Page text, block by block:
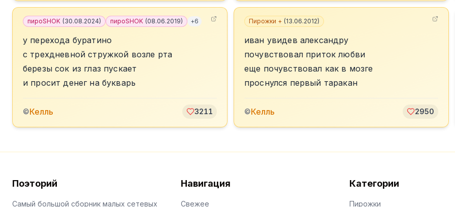
пироSHOK (30.08.2024) пироSHOK (08.06.2019) +6
у перехода буратино
с трехдневной стружкой возле рта
березы сок из глаз пускает
и просит денег на букварь
©Келль 3211
Пирожки + (13.06.2012)
иван увидев александру
почувствовал приток любви
еще почувствовал как в мозге
проснулся первый таракан
©Келль 2950
Поэторий
Самый большой сборник малых сетевых
Навигация
Свежее
Категории
Пирожки